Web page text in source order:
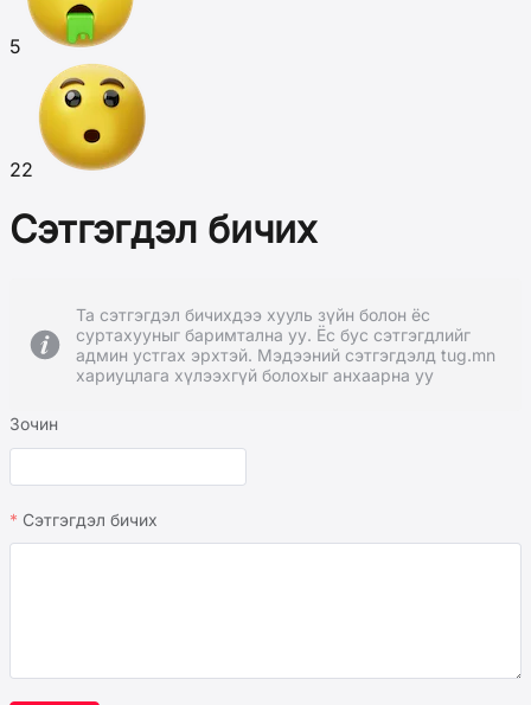
5
22
Сэтгэгдэл бичих
Та сэтгэгдэл бичихдээ хууль зүйн болон ёс
суртахууныг баримтална уу. Ёс бус сэтгэгдлийг
админ устгах эрхтэй. Мэдээний сэтгэгдэлд tug.mn
хариуцлага хүлээхгүй болохыг анхаарна уу
Зочин
Сэтгэгдэл бичих